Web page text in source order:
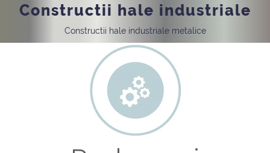
Constructii hale industriale
Constructii hale industriale metalice